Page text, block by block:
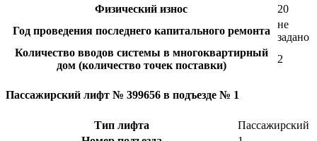
Физический износ
20
Год проведения последнего капитального ремонта
не
задано
Количество вводов системы в многоквартирный
дом (количество точек поставки)
2
Пассажирский лифт № 399656 в подъезде № 1
Тип лифта
Пассажирский